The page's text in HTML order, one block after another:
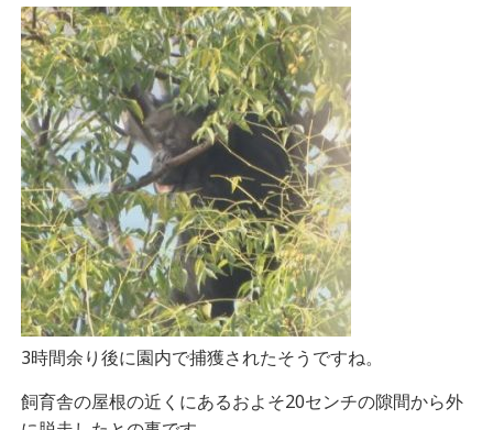
3時間余り後に園内で捕獲されたそうですね。
飼育舎の屋根の近くにあるおよそ20センチの隙間から外